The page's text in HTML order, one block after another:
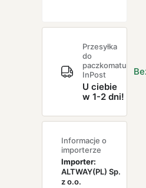
Przesyłka
do
paczkomatu
InPost
U ciebie
w 1-2 dni!
Informacje o
importerze
Importer:
ALTWAY(PL) Sp.
z o.o.